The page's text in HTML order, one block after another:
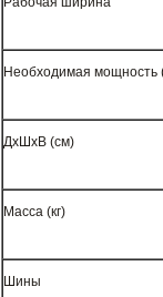
Необходимая мощность
ДхШхВ (см)
Масса (кг)
Шины